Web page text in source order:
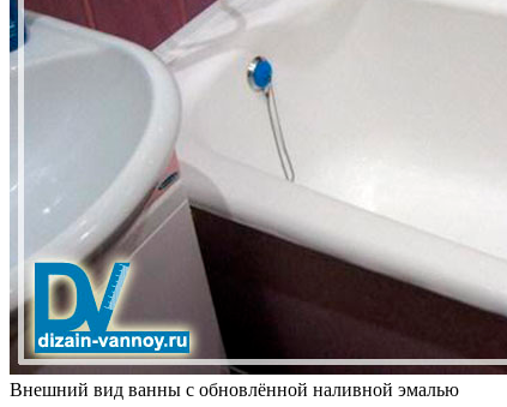
Внешний вид ванны с обновлённой наливной эмалью